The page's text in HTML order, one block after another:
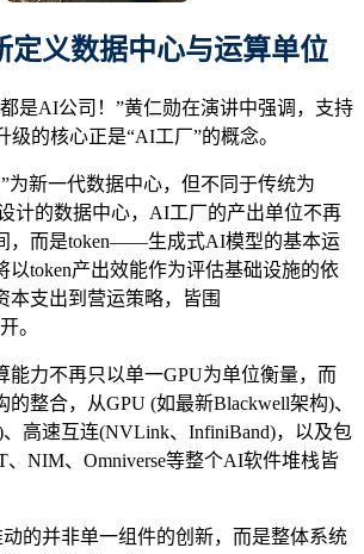
定义数据中心与运算单位
是AI公司！”黄仁勋在演讲中强调，支持
的核心正是“AI工厂”的概念。
为新一代数据中心，但不同于传统为
设计的数据中心，AI工厂的产出单位不再
，而是token——生成式AI模型的基本运
以token产出效能作为评估基础设施的依
本支出到营运策略，皆围
。
能力不再只以单一GPU为单位衡量，而
整合，从GPU (如最新Blackwell架构)、
、高速互连(NVLink、InfiniBand)，以及包
、NIM、Omniverse等整个AI软件堆栈皆
的并非单一组件的创新，而是整体系统